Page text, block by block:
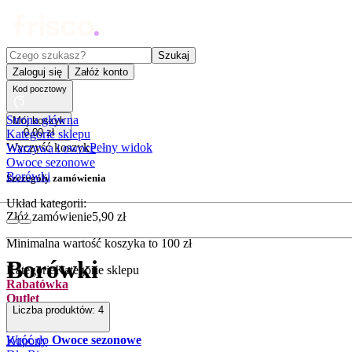
Czego szukasz?
Szukaj
Zaloguj się
Załóż konto
Kod pocztowy
Mój koszyk
0,00 zł
Wyczyść koszykPełny widok
Szczegóły zamówienia
Złóż zamówienie5,90 zł
Minimalna wartość koszyka to 100 zł
KategorieKategorie sklepu
Rabatówka
Outlet
Promocje
Kupony
Strona główna
Kategorie sklepu
Warzywa i owoce
Owoce sezonowe
Borówki
Układ kategorii:
Borówki
Liczba produktów: 4
Wróć do Owoce sezonowe